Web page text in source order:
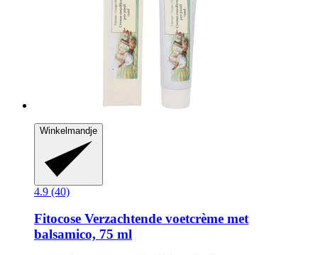
Winkelmandje
4.9 (40)
Fitocose Verzachtende voetcrème met
balsamico, 75 ml